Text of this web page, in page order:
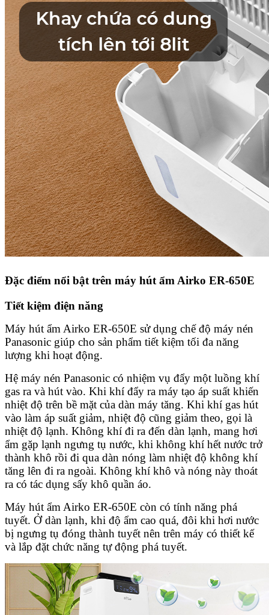
Đặc điểm nổi bật trên máy hút ẩm Airko ER-650E
Tiết kiệm điện năng
Máy hút ẩm Airko ER-650E sử dụng chế độ máy nén
Panasonic giúp cho sản phẩm tiết kiệm tối đa năng
lượng khi hoạt động.
Hệ máy nén Panasonic có nhiệm vụ đẩy một luồng khí
gas ra và hút vào. Khi khí đẩy ra máy tạo áp suất khiến
nhiệt độ trên bề mặt của dàn máy tăng. Khi khí gas hút
vào làm áp suất giảm, nhiệt độ cũng giảm theo, gọi là
nhiệt độ lạnh. Không khí đi ra đến dàn lạnh, mang hơi
ẩm gặp lạnh ngưng tụ nước, khi không khí hết nước trở
thành khô rồi đi qua dàn nóng làm nhiệt độ không khí
tăng lên đi ra ngoài. Không khí khô và nóng này thoát
ra có tác dụng sấy khô quần áo.
Máy hút ẩm Airko ER-650E còn có tính năng phá
tuyết. Ở dàn lạnh, khi độ ẩm cao quá, đôi khi hơi nước
bị ngưng tụ đóng thành tuyết nên trên máy có thiết kế
và lắp đặt chức năng tự động phá tuyết.